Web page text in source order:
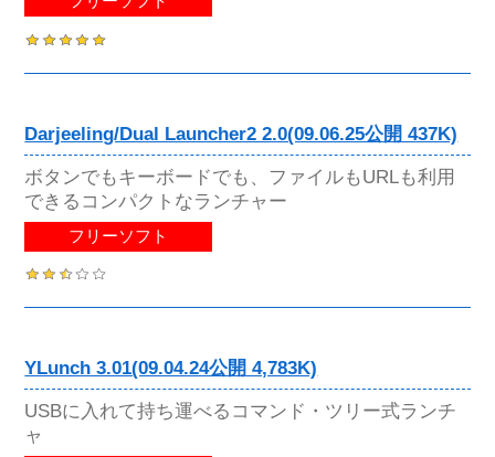
Darjeeling/Dual Launcher2 2.0(09.06.25公開 437K)
ボタンでもキーボードでも、ファイルもURLも利用
できるコンパクトなランチャー
フリーソフト
YLunch 3.01(09.04.24公開 4,783K)
USBに入れて持ち運べるコマンド・ツリー式ランチ
ャ